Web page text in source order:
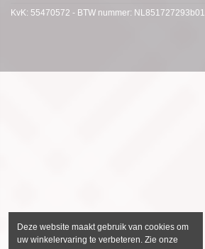
KvK: 55470572 - BTW nummer: NL851727293b01
Deze website maakt gebruik van cookies om
uw winkelervaring te verbeteren. Zie onze